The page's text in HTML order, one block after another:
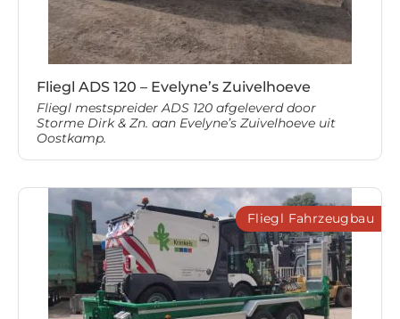
Fliegl ADS 120 – Evelyne’s Zuivelhoeve
Fliegl mestspreider ADS 120 afgeleverd door
Storme Dirk & Zn. aan Evelyne’s Zuivelhoeve uit
Oostkamp.
Fliegl Fahrzeugbau